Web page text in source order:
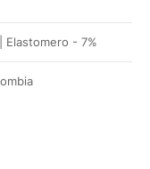
Elastomero - 7%